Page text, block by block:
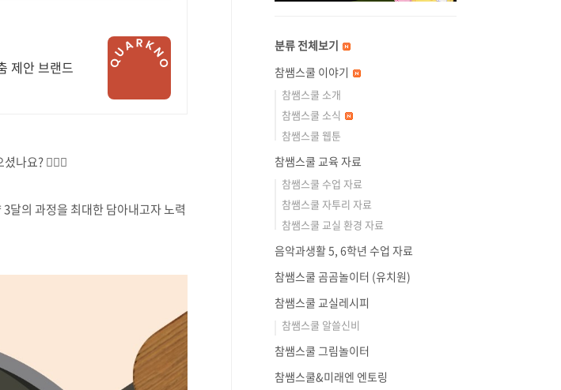
제안 브랜드
나요? 😵‍💫💦
달의 과정을 최대한 담아내고자 노력
분류 전체보기
참쌤스쿨 이야기
참쌤스쿨 소개
참쌤스쿨 소식
참쌤스쿨 웹툰
참쌤스쿨 교육 자료
참쌤스쿨 수업 자료
참쌤스쿨 자투리 자료
참쌤스쿨 교실 환경 자료
음악과생활 5, 6학년 수업 자료
참쌤스쿨 곰곰놀이터 (유치원)
참쌤스쿨 교실레시피
참쌤스쿨 알쓸신비
참쌤스쿨 그림놀이터
참쌤스쿨&미래엔 엔토링